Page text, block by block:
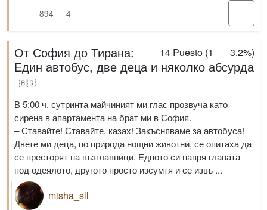
894
4
14 Puesto (1 3.2%)
От София до Тирана:
Един автобус, две деца и няколко абсурда
🇧🇬
В 5:00 ч. сутринта майчиният ми глас прозвуча като
сирена в апартамента на брат ми в София.
– Ставайте! Ставайте, казах! Закъсняваме за автобуса!
Двете ми деца, по природа нощни животни, се опитаха да
се престорят на възглавници. Едното си навря главата
под одеялото, другото просто изсумтя и се извъ ...
misha_sll